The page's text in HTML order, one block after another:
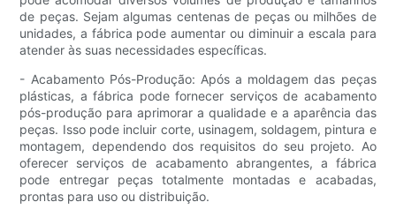
de peças. Sejam algumas centenas de peças ou milhões de
unidades, a fábrica pode aumentar ou diminuir a escala para
atender às suas necessidades específicas.
- Acabamento Pós-Produção: Após a moldagem das peças
plásticas, a fábrica pode fornecer serviços de acabamento
pós-produção para aprimorar a qualidade e a aparência das
peças. Isso pode incluir corte, usinagem, soldagem, pintura e
montagem, dependendo dos requisitos do seu projeto. Ao
oferecer serviços de acabamento abrangentes, a fábrica
pode entregar peças totalmente montadas e acabadas,
prontas para uso ou distribuição.